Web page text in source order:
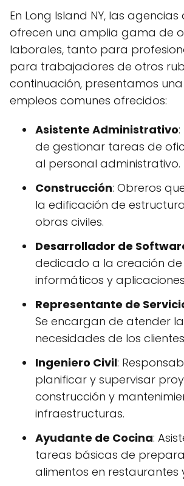
En Long Island NY, las
ofrecen una amplia gama de
laborales, tanto para
para trabajadores de otros
continuación, presentamos
empleos comunes ofrecidos:
Asistente Administrativo
de gestionar tareas de
al personal administrativo.
Construcción: Obreros
la edificación de
obras civiles.
Desarrollador de
dedicado a la creación
informáticos y
Representante de
Se encargan de atender
necesidades de los
Ingeniero Civil:
planificar y supervisar
construcción y
infraestructuras.
Ayudante de Cocina:
tareas básicas de
alimentos en restaurantes